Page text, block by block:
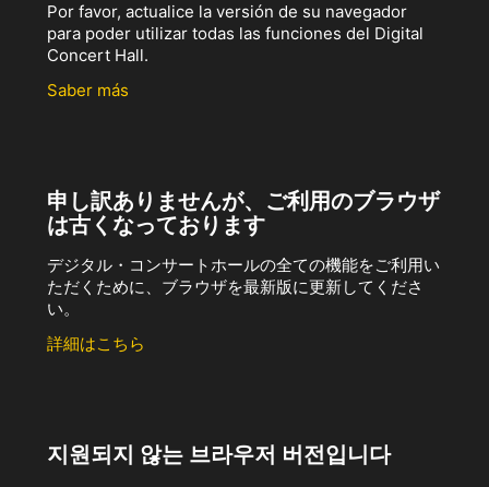
Por favor, actualice la versión de su navegador
para poder utilizar todas las funciones del Digital
Concert Hall.
Saber más
申し訳ありませんが、ご利用のブラウザ
は古くなっております
デジタル・コンサートホールの全ての機能をご利用い
ただくために、ブラウザを最新版に更新してくださ
い。
詳細はこちら
지원되지 않는 브라우저 버전입니다